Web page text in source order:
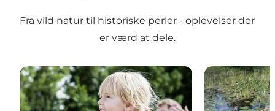
Fra vild natur til historiske perler - oplevelser der
er værd at dele.
Nordfyns største seværdigheder Nordfyns